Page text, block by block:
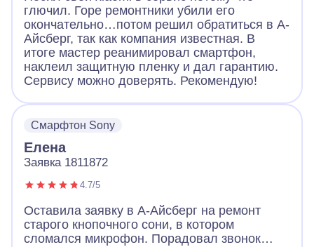
глючил. Горе ремонтники убили его
окончательно…потом решил обратиться в А-
Айсберг, так как компания известная. В
итоге мастер реанимировал смартфон,
наклеил защитную пленку и дал гарантию.
Сервису можно доверять. Рекомендую!
Смарфтон Sony
Елена
Заявка 1811872
4.7/5
Оставила заявку в А-Айсберг на ремонт
старого кнопочного сони, в котором
сломался микрофон. Порадовал звонок